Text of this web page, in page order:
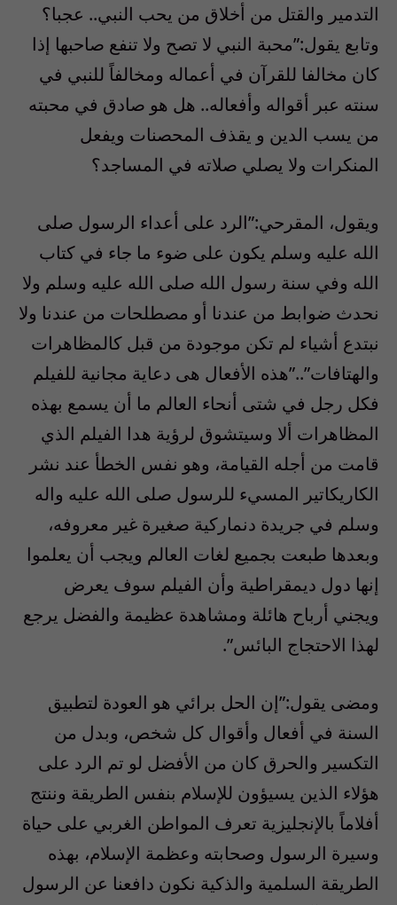
التدمير والقتل من أخلاق من يحب النبي.. عجبا؟
وتابع يقول:”محبة النبي لا تصح ولا تنفع صاحبها إذا
كان مخالفا للقرآن في أعماله ومخالفاً للنبي في
سنته عبر أقواله وأفعاله.. هل هو صادق في محبته
من يسب الدين و يقذف المحصنات ويفعل
المنكرات ولا يصلي صلاته في المساجد؟
ويقول، المقرحي:”الرد على أعداء الرسول صلى
الله عليه وسلم يكون على ضوء ما جاء في كتاب
الله وفي سنة رسول الله صلى الله عليه وسلم ولا
نحدث ضوابط من عندنا أو مصطلحات من عندنا ولا
نبتدع أشياء لم تكن موجودة من قبل كالمظاهرات
والهتافات”..”هذه الأفعال هى دعاية مجانية للفيلم
فكل رجل في شتى أنحاء العالم ما أن يسمع بهذه
المظاهرات ألا وسيتشوق لرؤية هدا الفيلم الذي
قامت من أجله القيامة، وهو نفس الخطأ عند نشر
الكاريكاتير المسيء للرسول صلى الله عليه واله
وسلم في جريدة دنماركية صغيرة غير معروفه،
وبعدها طبعت بجميع لغات العالم ويجب أن يعلموا
إنها دول ديمقراطية وأن الفيلم سوف يعرض
ويجني أرباح هائلة ومشاهدة عظيمة والفضل يرجع
لهذا الاحتجاج البائس”.
ومضى يقول:”إن الحل برائي هو العودة لتطبيق
السنة في أفعال وأقوال كل شخص، وبدل من
التكسير والحرق كان من الأفضل لو تم الرد على
هؤلاء الذين يسيؤون للإسلام بنفس الطريقة وننتج
أفلاماً بالإنجليزية تعرف المواطن الغربي على حياة
وسيرة الرسول وصحابته وعظمة الإسلام، بهذه
الطريقة السلمية والذكية نكون دافعنا عن الرسول